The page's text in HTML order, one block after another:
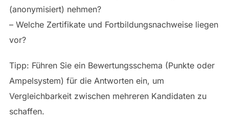
(anonymisiert) nehmen?
– Welche Zertifikate und Fortbildungsnachweise liegen
vor?
Tipp: Führen Sie ein Bewertungsschema (Punkte oder
Ampelsystem) für die Antworten ein, um
Vergleichbarkeit zwischen mehreren Kandidaten zu
schaffen.